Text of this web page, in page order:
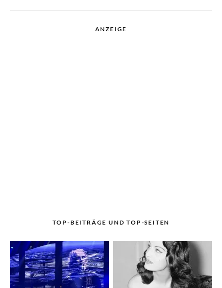
ANZEIGE
TOP-BEITRÄGE UND TOP-SEITEN